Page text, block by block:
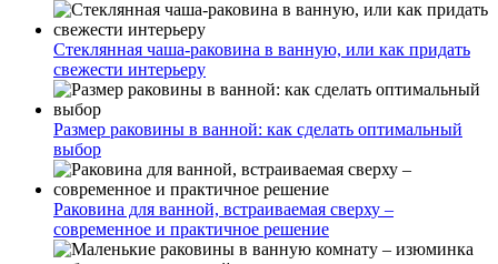
Стеклянная чаша-раковина в ванную, или как придать
свежести интерьеру
Размер раковины в ванной: как сделать оптимальный
выбор
Раковина для ванной, встраиваемая сверху –
современное и практичное решение